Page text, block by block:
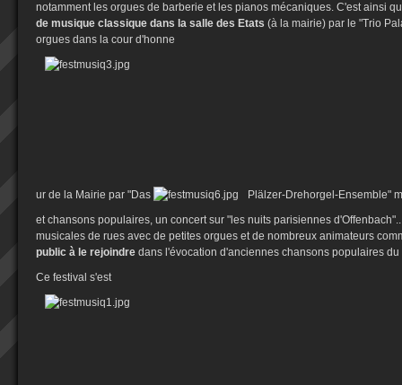
notamment les orgues de barberie et les pianos mécaniques. C'est ainsi
de musique classique dans la salle des Etats (à la mairie) par le "Trio
orgues dans la cour d'honne
ur de la Mairie par "Das
Plälzer-Drehorgel-Ensemble"
et chansons populaires, un concert sur "les nuits parisiennes
musicales de rues avec de petites orgues et de nombreux animateurs
public à le rejoindre dans l'évocation d'anciennes chansons populaires
Ce festival s'est